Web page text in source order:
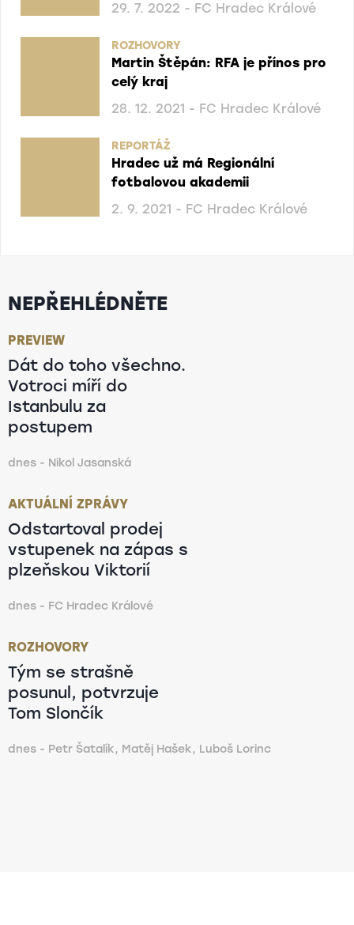
29. 7. 2022 - FC Hradec Králové
ROZHOVORY
Martin Štěpán: RFA je přínos pro
celý kraj
28. 12. 2021 - FC Hradec Králové
REPORTÁŽ
Hradec už má Regionální
fotbalovou akademii
2. 9. 2021 - FC Hradec Králové
NEPŘEHLÉDNĚTE
PREVIEW
Dát do toho všechno.
Votroci míří do
Istanbulu za
postupem
dnes - Nikol Jasanská
AKTUÁLNÍ ZPRÁVY
Odstartoval prodej
vstupenek na zápas s
plzeňskou Viktorií
dnes - FC Hradec Králové
ROZHOVORY
Tým se strašně
posunul, potvrzuje
Tom Slončík
dnes - Petr Šatalík, Matěj Hašek, Luboš Lorinc